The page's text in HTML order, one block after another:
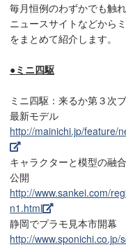
毎月恒例のわずかでも触
ニュースサイトなどから
をまとめて紹介します。
●ミニ四駆
ミニ四駆：来るか第３次
最新モデル
http://mainichi.jp/feature/
キャラクターと模型の融
公開
http://www.sankei.com/
n1.html
静岡でプラモ見本市開幕
http://